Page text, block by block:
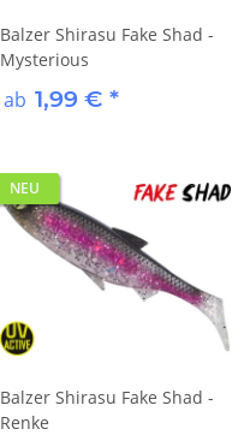
Balzer Shirasu Fake Shad -
Mysterious
ab 1,99 € *
NEU
Balzer Shirasu Fake Shad -
Renke